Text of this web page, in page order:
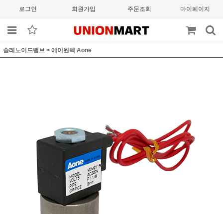
로그인 회원가입 주문조회 마이페이지
솔레노이드밸브 > 에이원텍 Aone